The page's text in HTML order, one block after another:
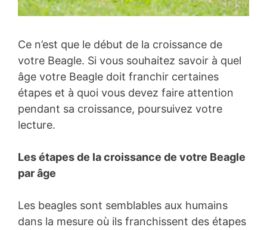
Ce n’est que le début de la croissance de
votre Beagle. Si vous souhaitez savoir à quel
âge votre Beagle doit franchir certaines
étapes et à quoi vous devez faire attention
pendant sa croissance, poursuivez votre
lecture.
Les étapes de la croissance de votre Beagle
par âge
Les beagles sont semblables aux humains
dans la mesure où ils franchissent des étapes